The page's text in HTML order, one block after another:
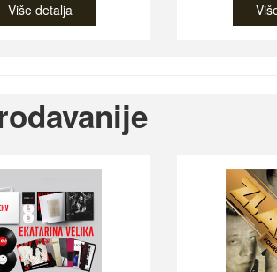
Više detalja